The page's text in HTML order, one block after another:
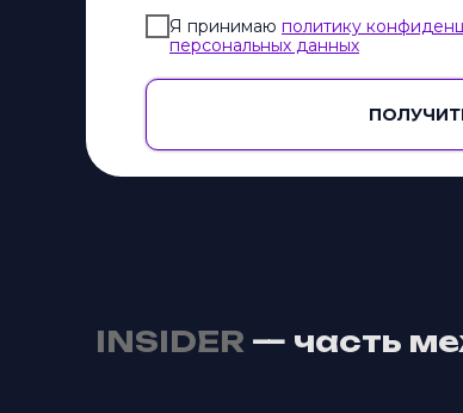
Я принимаю политику
персональных данных
INSIDER — часть